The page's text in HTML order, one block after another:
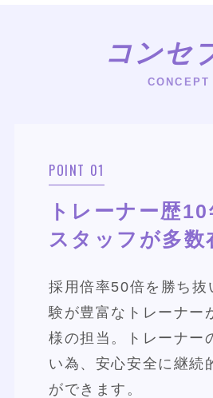
コンセ
CONCEPT
POINT 01
トレーナー歴
スタッフが多数
採用倍率50倍を勝ち抜
験が豊富なトレーナー
様の担当。トレーナー
い為、安心安全に継続
ができます。